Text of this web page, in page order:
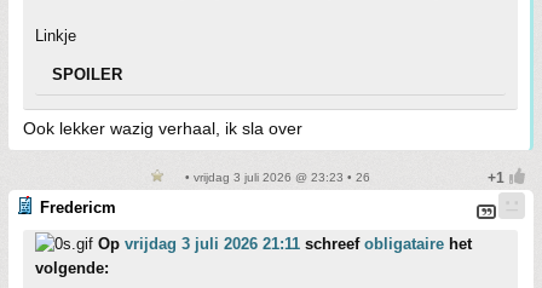
Linkje
SPOILER
Ook lekker wazig verhaal, ik sla over
• vrijdag 3 juli 2026 @ 23:23 • 26
Fredericm
Op vrijdag 3 juli 2026 21:11 schreef obligataire het
volgende: